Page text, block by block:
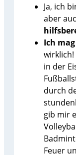
Ja, ich
aber
Ich
in der
durch
gib mir
Feuer